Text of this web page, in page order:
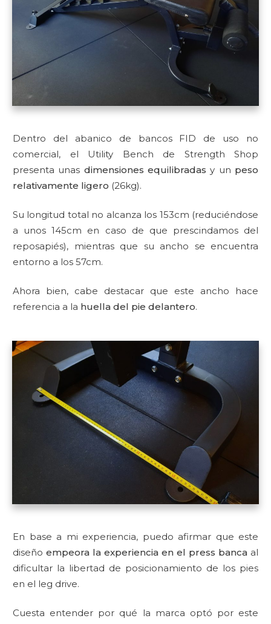
Dentro del abanico de bancos FID de uso no
comercial, el Utility Bench de Strength Shop
presenta unas dimensiones equilibradas y un peso
relativamente ligero (26kg).
Su longitud total no alcanza los 153cm (reduciéndose
a unos 145cm en caso de que prescindamos del
reposapiés), mientras que su ancho se encuentra
entorno a los 57cm.
Ahora bien, cabe destacar que este ancho hace
referencia a la huella del pie delantero.
En base a mi experiencia, puedo afirmar que este
diseño empeora la experiencia en el press banca al
dificultar la libertad de posicionamiento de los pies
en el leg drive.
Cuesta entender por qué la marca optó por este